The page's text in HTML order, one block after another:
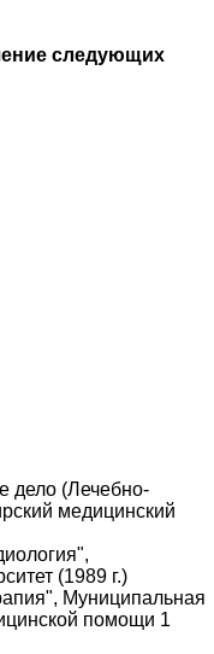
следующих
дело (Лечебно-
медицинский
(1989 г.)
Муниципальная
помощи 1